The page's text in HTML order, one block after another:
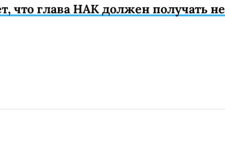
что глава НАК должен получать не